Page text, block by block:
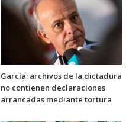
García: archivos de la dictadura
no contienen declaraciones
arrancadas mediante tortura